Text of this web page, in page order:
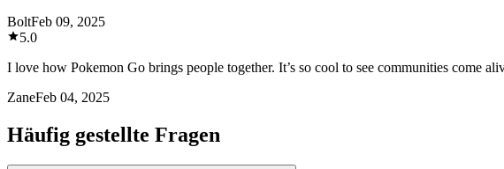
BoltFeb 09, 2025
5.0
I love how Pokemon Go brings people together. It’s so cool to see communities come
ZaneFeb 04, 2025
Häufig gestellte Fragen